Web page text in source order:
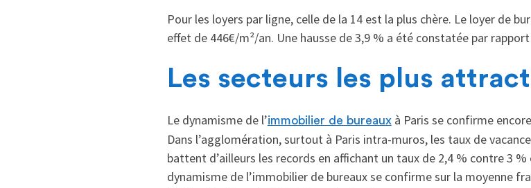
Pour les loyers par ligne, celle de la 14 est la plus chère. Le loyer de
effet de 446€/m²/an. Une hausse de 3,9 % a été constatée par
Les secteurs les plus
Le dynamisme de l’immobilier de bureauxà Paris se confirme
Dans l’agglomération, surtout à Paris intra-muros, les taux de
battent d’ailleurs les records en affichant un taux de 2,4 % contre 3
dynamisme de l’immobilier de bureaux se confirme sur la moyenne